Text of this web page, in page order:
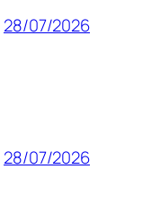
28/07/2026
28/07/2026